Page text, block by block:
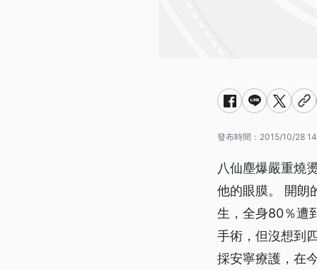
發布時間： 2015/10/28
八仙塵爆嚴重燒
他的眼膜。 開朗
生，全身80％遭
手術，但沒想到
採安寧療護，在